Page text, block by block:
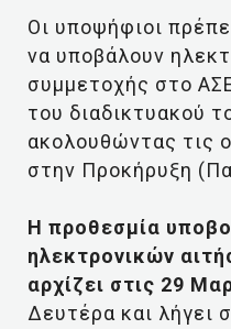
Οι υποψήφιοι
να υποβάλουν
συμμετοχής στο
του διαδικτυακού
ακολουθώντας τις
στην Προκήρυξη
Η προθεσμία
ηλεκτρονικών
αρχίζει στις 29
Δευτέρα και λήγει